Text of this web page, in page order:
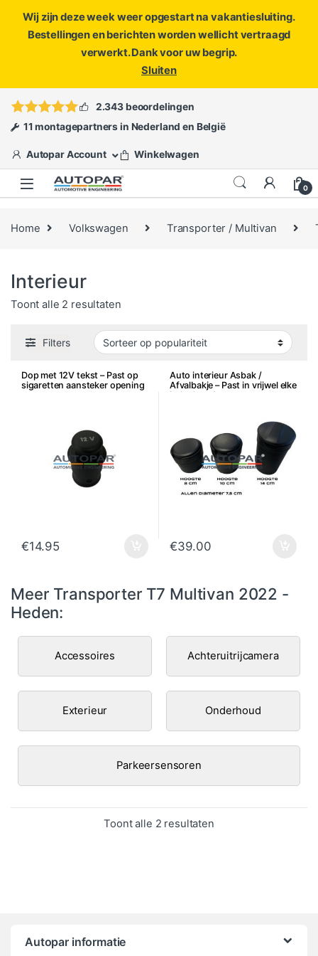
Wij zijn deze week weer opgestart na vakantiesluiting.
Bestellingen en berichten worden wellicht vertraagd
verwerkt. Dank voor uw begrip.
Sluiten
ofopen een ticket
2.343 beoordelingen
11 montagepartners in Nederland en België
Autopar Account Winkelwagen
0
Home Volkswagen Transporter / Multivan
Interieur
Toont alle 2 resultatenGesorteerd op populariteit
Filters
Dop met 12V tekst – Past op
sigaretten aansteker opening
€14.95
Auto interieur Asbak /
Afvalbakje – Past in vrijwel elke
bekerhouder
€39.00
Meer Transporter T7 Multivan 2022 -
Heden:
Accessoires Achteruitrijcamera
Exterieur Onderhoud
Parkeersensoren
Toont alle 2 resultatenGesorteerd op
Autopar informatie